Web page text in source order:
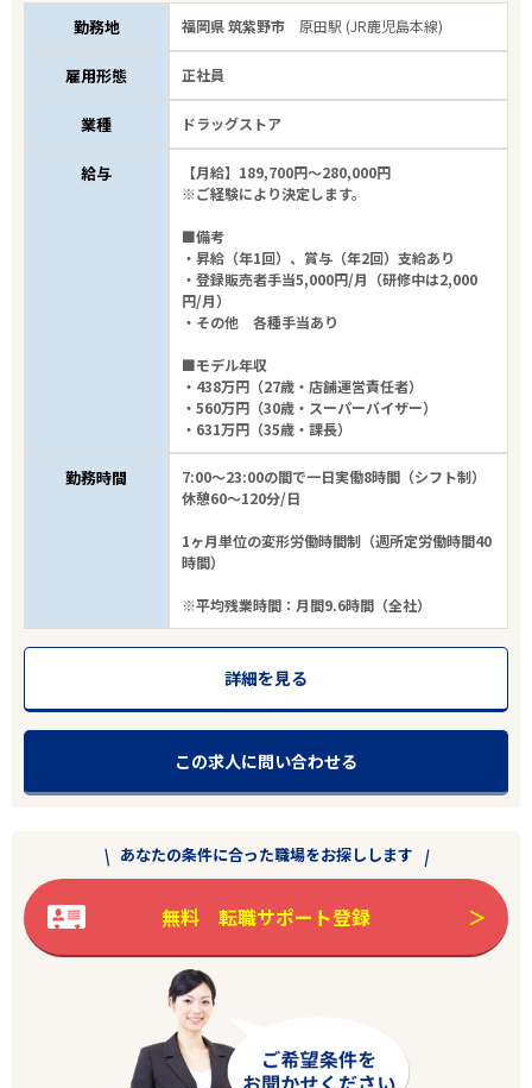
高年収
3件
勤務地 福岡県 筑紫野市 原田駅 (JR鹿児島本線)
雇用形態 正社員
業種 ドラッグストア
給与
【月給】189,700円～280,000円
※ご経験により決定します。
■備考
・昇給（年1回）、賞与（年2回）支給あり
・登録販売者手当5,000円/月（研修中は2,000
円/月）
・その他 各種手当あり
■モデル年収
・438万円（27歳・店舗運営責任者）
・560万円（30歳・スーパーバイザー）
・631万円（35歳・課長）
勤務時間
7:00～23:00の間で一日実働8時間（シフト制）
休憩60～120分/日
1ヶ月単位の変形労働時間制（週所定労働時間40
時間）
※平均残業時間：月間9.6時間（全社）
詳細を見る
この求人に問い合わせる
あなたの条件に合った職場をお探しします
無料 転職サポート登録